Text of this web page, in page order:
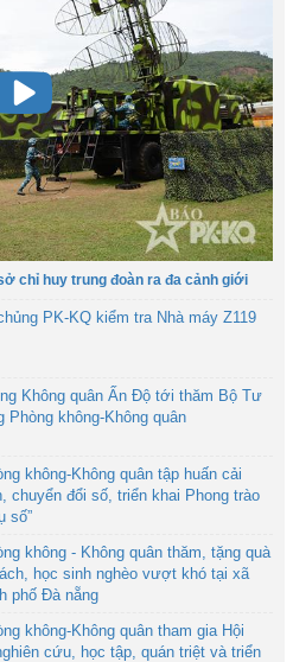
chỉ huy trung đoàn ra đa cảnh giới
PK-KQ kiểm tra Nhà máy Z119
Không quân Ấn Độ tới thăm Bộ Tư
Phòng không-Không quân
không-Không quân tập huấn cải
chuyển đổi số, triển khai Phong trào
số”
không - Không quân thăm, tặng quà
học sinh nghèo vượt khó tại xã
phố Đà nẵng
không-Không quân tham gia Hội
cứu, học tập, quán triệt và triển